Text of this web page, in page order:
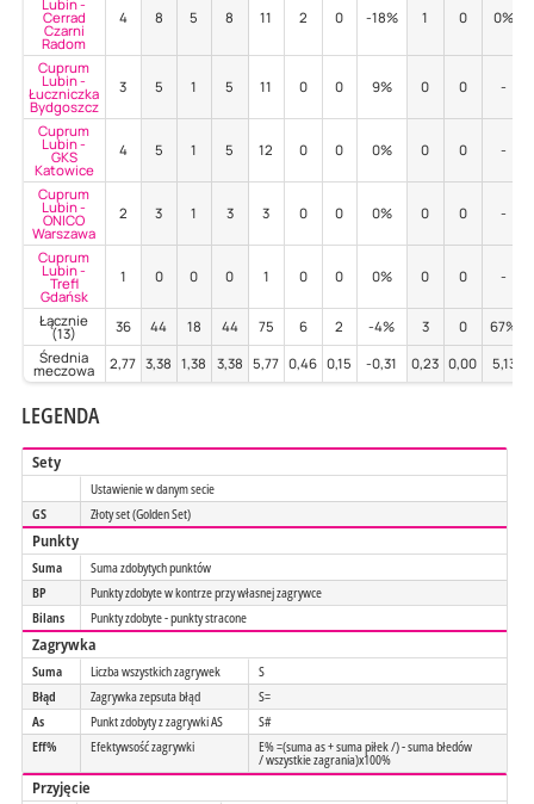
Lubin -
Cerrad
Czarni
Radom
4 8 5 8 11 2 0 -18% 1 0 0%
Cuprum
Lubin -
Łuczniczka
Bydgoszcz
3 5 1 5 11 0 0 9% 0 0 -
Cuprum
Lubin -
GKS
Katowice
4 5 1 5 12 0 0 0% 0 0 -
Cuprum
Lubin -
ONICO
Warszawa
2 3 1 3 3 0 0 0% 0 0 -
Cuprum
Lubin -
Trefl
Gdańsk
1 0 0 0 1 0 0 0% 0 0 -
Łącznie
(13) 36 44 18 44 75 6 2 -4% 3 0
67%
Średnia
meczowa 2,77 3,38 1,38 3,38 5,77 0,46 0,15 -0,31 0,23 0,00 5,13
LEGENDA
Sety
Ustawienie w danym secie
GS
Złoty set (Golden Set)
Punkty
Suma
Suma zdobytych punktów
BP
Punkty zdobyte w kontrze przy własnej zagrywce
Bilans
Punkty zdobyte - punkty stracone
Zagrywka
Suma Liczba wszystkich zagrywek
S
Błąd
Zagrywka zepsuta błąd
S=
As
Punkt zdobyty z zagrywki AS
S#
Eff%
Efektywsość zagrywki E% =(suma as + suma piłek /) - suma błedów
/ wszystkie zagrania)x100%
Przyjęcie